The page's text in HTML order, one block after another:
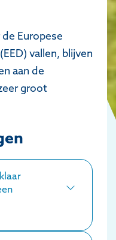
Europese
vallen, blijven
aan de
groot